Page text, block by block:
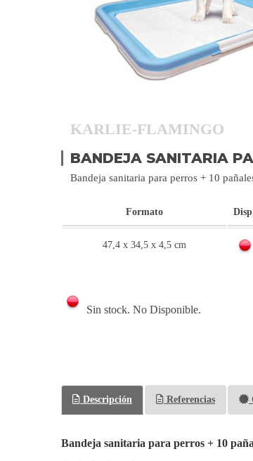
KARLIE-FLAMINGO
BANDEJA SANITARIA
Bandeja sanitaria para perros + 10
Formato
47,4 x 34,5 x 4,5 cm
Sin stock. No Disponible.
Descripción Referencias
Bandeja sanitaria para perros + 10